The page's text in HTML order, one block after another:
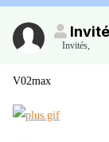
Invités,
V02max